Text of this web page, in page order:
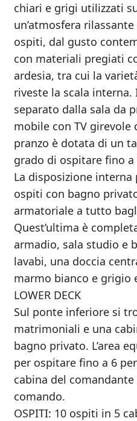
chiari e grigi utilizzati
un’atmosfera
ospiti, dal gusto
con materiali pregiati
ardesia, tra cui la
riveste la scala
separato dalla sala da
mobile con TV girevole
pranzo è dotata di un
grado di ospitare fino a
La disposizione interna
ospiti con bagno
armatoriale a tutto
Quest’ultima è
armadio, sala studio e
lavabi, una doccia
marmo bianco e grigio
LOWER DECK
Sul ponte inferiore si
matrimoniali e una
bagno privato. L’area
per ospitare fino a 6
cabina del
comando.
OSPITI: 10 ospiti in 5